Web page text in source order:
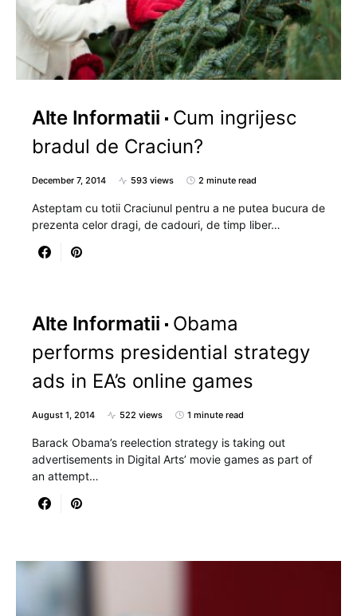
Alte Informatii
Cum ingrijesc
bradul de Craciun?
December 7, 2014 593 views 2 minute read
Asteptam cu totii Craciunul pentru a ne putea bucura de
prezenta celor dragi, de cadouri, de timp liber…
Alte Informatii
Obama
performs presidential strategy
ads in EA’s online games
August 1, 2014 522 views 1 minute read
Barack Obama’s reelection strategy is taking out
advertisements in Digital Arts’ movie games as part of
an attempt…